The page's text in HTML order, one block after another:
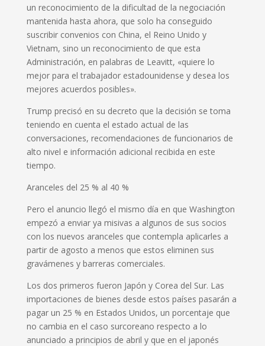
un reconocimiento de la dificultad de la negociación
mantenida hasta ahora, que solo ha conseguido
suscribir convenios con China, el Reino Unido y
Vietnam, sino un reconocimiento de que esta
Administración, en palabras de Leavitt, «quiere lo
mejor para el trabajador estadounidense y desea los
mejores acuerdos posibles».
Trump precisó en su decreto que la decisión se toma
teniendo en cuenta el estado actual de las
conversaciones, recomendaciones de funcionarios de
alto nivel e información adicional recibida en este
tiempo.
Aranceles del 25 % al 40 %
Pero el anuncio llegó el mismo día en que Washington
empezó a enviar ya misivas a algunos de sus socios
con los nuevos aranceles que contempla aplicarles a
partir de agosto a menos que estos eliminen sus
gravámenes y barreras comerciales.
Los dos primeros fueron Japón y Corea del Sur. Las
importaciones de bienes desde estos países pasarán a
pagar un 25 % en Estados Unidos, un porcentaje que
no cambia en el caso surcoreano respecto a lo
anunciado a principios de abril y que en el japonés